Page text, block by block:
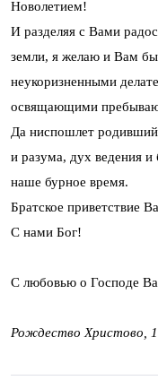
Новолетием!
И разделяя с Вами
земли, я желаю и Вам
неукоризненными
освящающими
Да ниспошлет
и разума, дух ведения и
наше бурное время.
Братское приветствие
С нами Бог!
С любовью о Господе
Рождество Христово,